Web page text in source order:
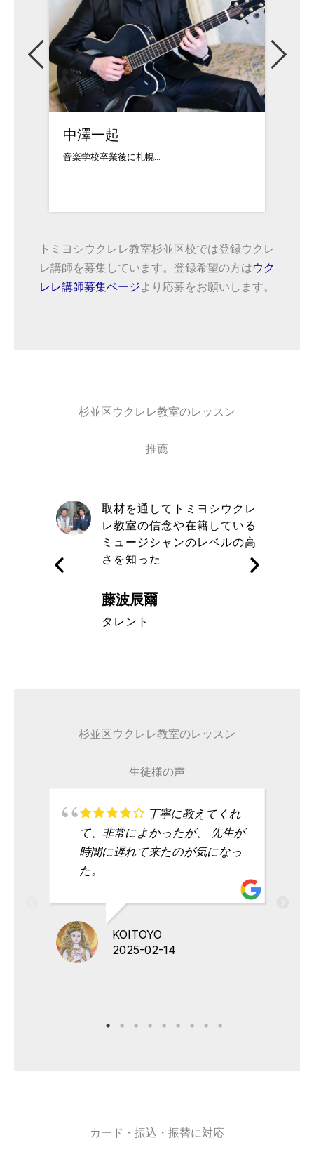
上村洋平
1979年5月生まれ...
トミヨシウクレレ教室杉並区校では登録ウクレ
レ講師を募集しています。登録希望の方はウク
レレ講師募集ページより応募をお願いします。
杉並区ウクレレ教室のレッスン
推薦
取材を通してトミヨシウクレ
レ教室の信念や在籍している
ミュージシャンのレベルの高
さを知った
藤波辰爾
タレント
杉並区ウクレレ教室のレッスン
生徒様の声
丁寧に教えてくれ
て、非常によかったが、 先生が
時間に遅れて来たのが気になっ
た。
KOITOYO
2025-02-14
カード・振込・振替に対応